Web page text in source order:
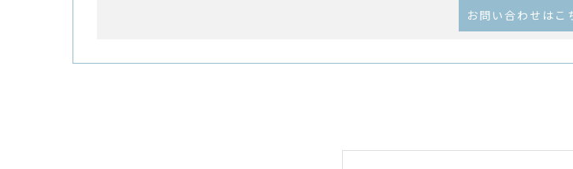
お問い合わせはこ